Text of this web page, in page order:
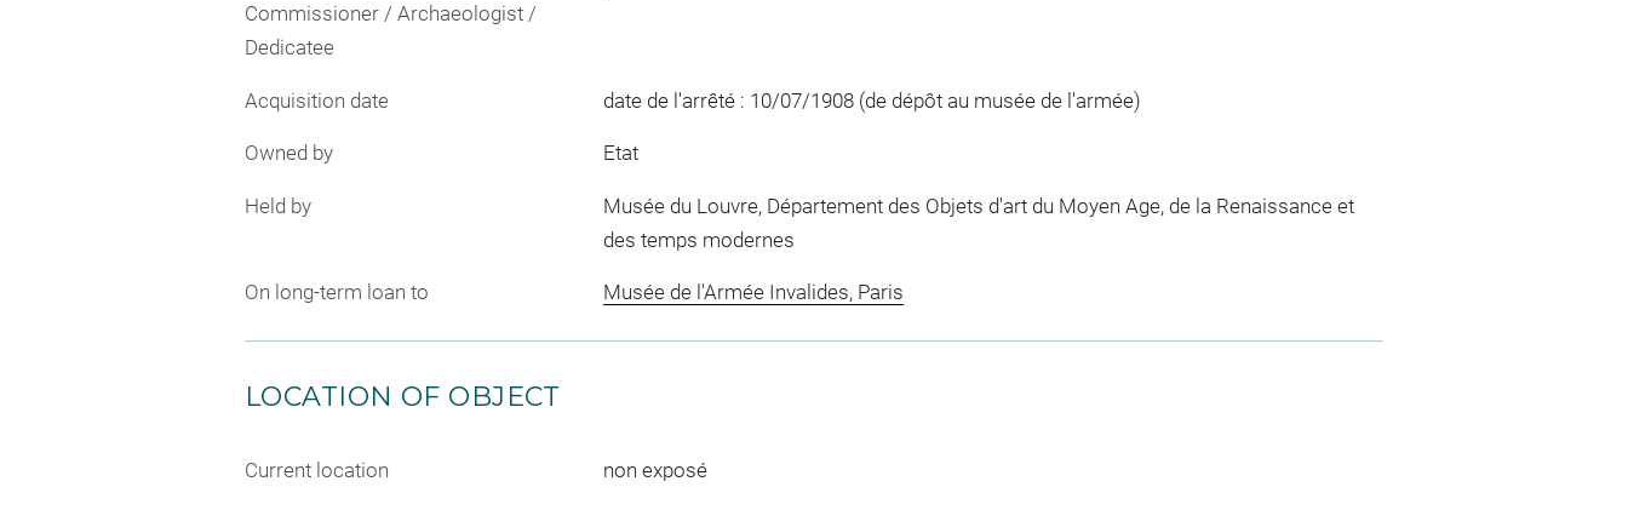
Commissioner / Archaeologist /
Dedicatee
Acquisition date date de l'arrêté : 10/07/1908 (de dépôt au musée de l'armée)
Owned by Etat
Held by
Musée du Louvre, Département des Objets d'art du Moyen Age, de la Renaissance et
des temps modernes
On long-term loan to Musée de l'Armée Invalides, Paris
LOCATION OF OBJECT
Current location non exposé